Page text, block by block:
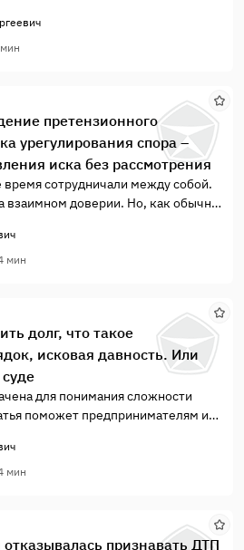
тем, что товар был поставлен с
к качеству и комплектности, товар
на ответственное хранение.
договоров, заключаемых
ПАО «НК Роснефть», которые
до любой мелочи в
бы с помощью санкций снизить
оплату товара.
претензионного
урегулирования спора –
иска без рассмотрения
время сотрудничали между собой.
взаимном доверии. Но, как обычно
отношения дали повод для
попыток урегулировать
предъявляет к другой иск в
мин
долг, что такое
исковая давность. Или
для понимания сложности
поможет предпринимателям и
нужен адвокат (юрист), и его роль
что такое претензионный
Вы узнаете на примере, как
с материалами дела, и об
мин
признавать ДТП